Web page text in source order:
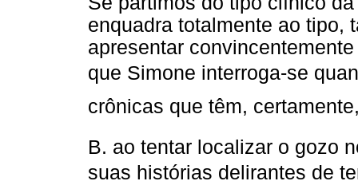
enquadra totalmente ao tipo,
apresentar
que Simone interroga-se
crônicas que têm,
B. ao tentar localizar o gozo
suas histórias delirantes de